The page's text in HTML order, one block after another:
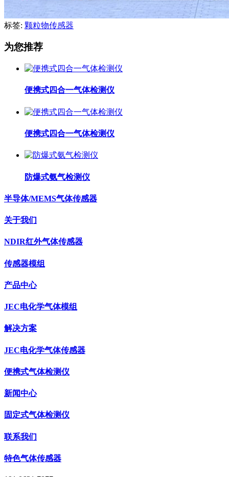
标签: 颗粒物传感器
为您推荐
便携式四合一气体检测仪
便携式四合一气体检测仪
防爆式氨气检测仪
半导体/MEMS气体传感器
关于我们
NDIR红外气体传感器
传感器模组
产品中心
JEC电化学气体模组
解决方案
JEC电化学气体传感器
便携式气体检测仪
新闻中心
固定式气体检测仪
联系我们
特色气体传感器